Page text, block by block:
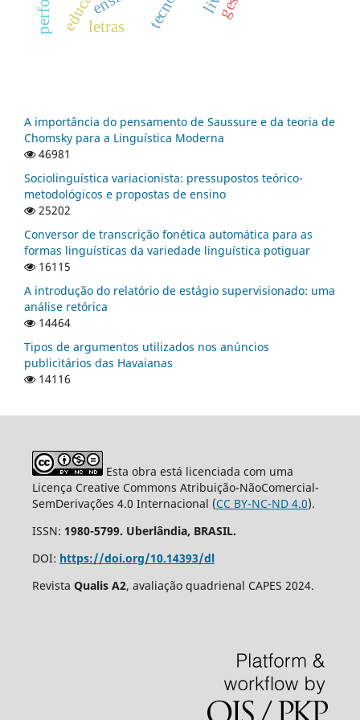
letras
A importância do pensamento de Saussure e da teoria de
Chomsky para a Linguística Moderna
46981
Sociolinguística variacionista: pressupostos teórico-
metodológicos e propostas de ensino
25202
Conversor de transcrição fonética automática para as
formas linguísticas da variedade linguística potiguar
16115
A introdução do relatório de estágio supervisionado: uma
análise retórica
14464
Tipos de argumentos utilizados nos anúncios
publicitários das Havaianas
14116
Esta obra está licenciada com uma
Licença Creative Commons Atribuição-NãoComercial-
SemDerivações 4.0 Internacional (CC BY-NC-ND 4.0).
ISSN: 1980-5799. Uberlândia, BRASIL.
DOI: https://doi.org/10.14393/dl
Revista Qualis A2, avaliação quadrienal CAPES 2024.